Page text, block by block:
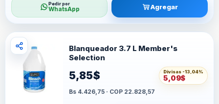
Pedir por
WhatsApp Agregar
Blanqueador 3.7 L Member's
Selection
5,85$ Divisas -13,04%
5,09$
Bs 4.426,75 · COP 22.828,57